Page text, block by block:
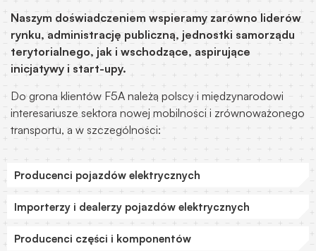
Naszym doświadczeniem wspieramy zarówno liderów
rynku, administrację publiczną, jednostki samorządu
terytorialnego, jak i wschodzące, aspirujące
inicjatywy i start-upy.
Do grona klientów F5A należą polscy i międzynarodowi
interesariusze sektora nowej mobilności i zrównoważonego
transportu, a w szczególności:
Producenci pojazdów elektrycznych
Importerzy i dealerzy pojazdów elektrycznych
Producenci części i komponentów